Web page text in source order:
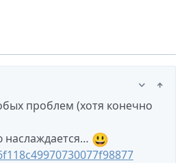
проблем (хотя конечно
наслаждается… 😃